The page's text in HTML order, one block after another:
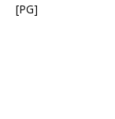
[PG]